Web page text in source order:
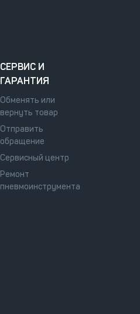
СЕРВИС И
ГАРАНТИЯ
Обменять или
вернуть товар
Отправить
обращение
Сервисный центр
Ремонт
пневмоинструмента